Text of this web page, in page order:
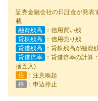
証券金融会社の日証金が発表
載
融資残高
：信用買い残
貸株残高
：信用売り残
貸借残高
：貸株残高が融資
貸借倍率
：貸借倍率の計算
捨五入)
注
：注意喚起
停
：申込停止